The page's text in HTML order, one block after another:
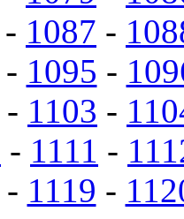
- 1087 -
- 1095 -
- 1103 -
- 1111 -
- 1119 -